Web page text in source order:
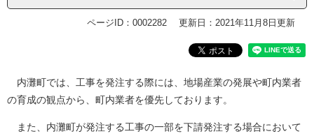
ページID：0002282 更新日：2021年11月8日更新
内灘町では、工事を発注する際には、地場産業の発展や町内業者
の育成の観点から、町内業者を優先しております。
また、内灘町が発注する工事の一部を下請発注する場合において